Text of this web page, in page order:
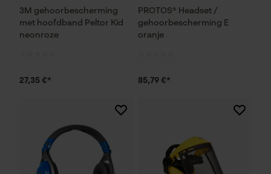
3M gehoorbescherming
met hoofdband Peltor Kid
neonroze
27,35 €*
PROTOS® Headset /
gehoorbescherming E
oranje
85,79 €*